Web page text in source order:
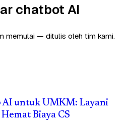
chatbot AI
memulai — ditulis oleh tim kami.
AI untuk UMKM: Layani
Biaya CS